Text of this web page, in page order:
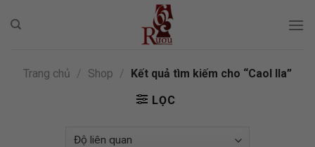
Trang chủ / Shop / Kết quả tìm kiếm cho “Caol Ila”
LỌC